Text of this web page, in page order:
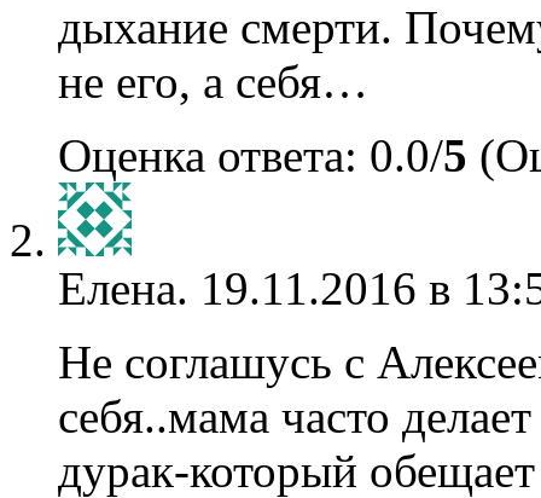
дыхание смерти.
не его, а себя…
Оценка ответа: 0.0/5
Елена. 19.11.2016 в
Не соглашусь с
себя..мама часто
дурак-который